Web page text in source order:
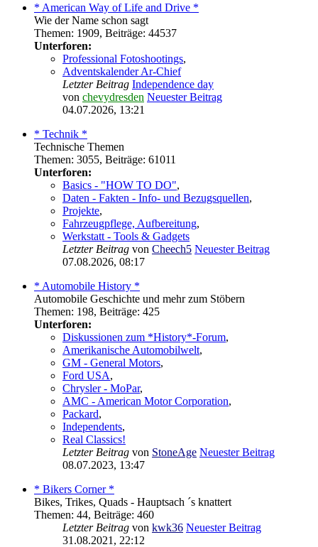
* American Way of Life and Drive *
Wie der Name schon sagt
Themen: 1909, Beiträge: 44537
Unterforen:
Professional Fotoshootings,
Adventskalender Ar-Chief
Letzter Beitrag Independence day
von chevydresden Neuester Beitrag
04.07.2026, 13:21
* Technik *
Technische Themen
Themen: 3055, Beiträge: 61011
Unterforen:
Basics - "HOW TO DO",
Daten - Fakten - Info- und Bezugsquellen,
Projekte,
Fahrzeugpflege, Aufbereitung,
Werkstatt - Tools & Gadgets
Letzter Beitrag von Cheech5 Neuester Beitrag
07.08.2026, 08:17
* Automobile History *
Automobile Geschichte und mehr zum Stöbern
Themen: 198, Beiträge: 425
Unterforen:
Diskussionen zum *History*-Forum,
Amerikanische Automobilwelt,
GM - General Motors,
Ford USA,
Chrysler - MoPar,
AMC - American Motor Corporation,
Packard,
Independents,
Real Classics!
Letzter Beitrag von StoneAge Neuester Beitrag
08.07.2023, 13:47
* Bikers Corner *
Bikes, Trikes, Quads - Hauptsach ´s knattert
Themen: 44, Beiträge: 460
Letzter Beitrag von kwk36 Neuester Beitrag
31.08.2021, 22:12